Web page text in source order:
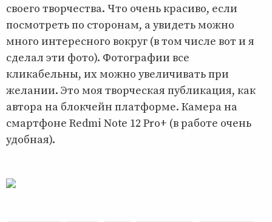
своего творчества. Что очень красиво, если
посмотреть по сторонам, а увидеть можно
много интересного вокруг (в том числе вот и я
сделал эти фото). Фотографии все
кликабельны, их можно увеличивать при
желании. Это моя творческая публикация, как
автора на блокчейн платформе. Камера на
смартфоне Redmi Note 12 Pro+ (в работе очень
удобная).